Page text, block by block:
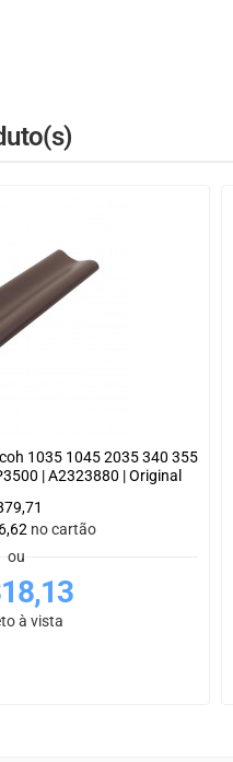
1035 1045 2035 340 355
| A2323880 | Original
no cartão
ou
à vista